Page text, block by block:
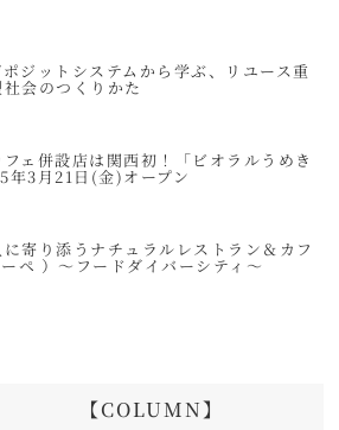
ポジットシステムから学ぶ、リユース重
会のつくりかた
ェ併設店は関西初！「ビオラルうめき
年3月21日(金)オープン
寄り添うナチュラルレストラン＆カフ
ペ ）～フードダイバーシティ～
【COLUMN】